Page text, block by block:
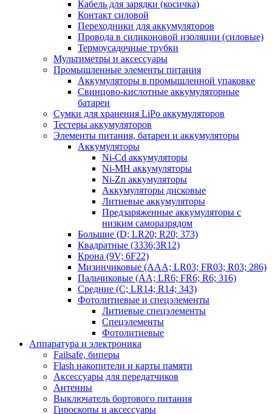
Кабель для зарядки (косичка)
Контакт силовой
Переходники для аккумуляторов
Провода в силиконовой изоляции (силовые)
Термоусадочные трубки
Мультиметры и аксессуары
Промышленные элементы питания
Аккумуляторы в промышленной упаковке
Свинцово-кислотные аккумуляторные
батареи
Сумки для хранения LiPo аккумуляторов
Тестеры аккумуляторов
Элементы питания, батареи и аккумуляторы
Аккумуляторы
Ni-Cd аккумуляторы
Ni-MH аккумуляторы
Ni-Zn аккумуляторы
Аккумуляторы дисковые
Литиевые аккумуляторы
Предзаряженные аккумуляторы с
низким саморазрядом
Большие (D; LR20; R20; 373)
Квадратные (3336;3R12)
Крона (9V; 6F22)
Мизинчиковые (AAA; LR03; FR03; R03; 286)
Пальчиковые (AA; LR6; FR6; R6; 316)
Средние (C; LR14; R14; 343)
Фотолитиевые и спецэлементы
Литиевые спецэлементы
Спецэлементы
Фотолитиевые
Аппаратура и электроника
Failsafe, биперы
Flash накопители и карты памяти
Аксессуары для передатчиков
Антенны
Выключатель бортового питания
Гироскопы и аксессуары